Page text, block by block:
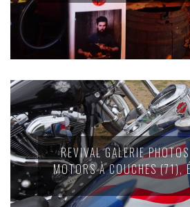
REVIVAL GALERIE
MOTORS À COUCHES